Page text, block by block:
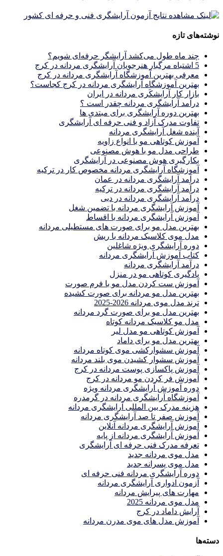
نوشته‌های تازه
چند ماه طول می‌کشد آرایشگر حرفه‌ای شویم؟
5 اشتباه مرگبار هنرجویان آرایشگری مردانه در کرج
معرفی بهترین آموزشگاه آرایشگری مردانه در کرج
بهترین آموزشگاه آرایشگری مردانه در کرج کجاست؟
بازار كار آرايشكَرى مردانه در ايران
درآمد آرایشگری مردانه چقدر است ؟
بهترین دوره آرایشگری برای مبتدی ها
تفاوت مدرک آزاد و فنی حرفه ای آرایشگری
آینده شغل آرایشگری مردانه
آموزش کوتاهی مو با انواع زاویه
طراحی مدل مو با هوش مصنوعی
بکارگیری هوش مصنوعی در آرایشگری
آموزشگاه آرایشگری مردانه مخصوص کار در ترکیه
درآمد آرایشگری مردانه در عمان
درآمد آرایشگری مردانه در ترکیه
درآمد آرایشگری مردانه در دبی
آموزش آرایشگری مردانه با تضمین شغل
آموزش آرایشگری مردانه با اقساط
بهترین مدل مو برای صورت های مستطیلی مردانه
مدل موی کلاسیک مردانه با ریش
دوره آرایشگری ویژه شاغلین
کتاب آموزش آرایشگری مردانه
درآمد آرایشگری مردانه
یادگیری كوتاهى مو در منزل
آموزش ست كردن مدل مو با فرم صورت
بهترین مدل مو مردانه برای صورت کشیده
ترند مدل موی مردانه 2026-2025
بهترين مدل مو براى صورت گرد مردانه
مدل مو کلاسیک مردانه کوتاه
آموزش کوتاهی مو مدل لیر
بهترین مدل مو برای داماد
آموزش سشوارکشی موی کوتاه مردانه
آموزش سشوار کشیدن موی بلند مردانه
آموزش پاکسازی پوست مردانه در کرج
آموزش فر کردن مو مردانه در کرج
دوره آموزش آرایشگری مردانه ویژه
آموزشگاه آرایشگری مردانه در گرمدره
هزینه مدرک بین المللی آرایشگری مردانه
آموزش صفر تا صد آرایشگری مردانه
آموزش آرایشگری مردانه آنلاین
آموزش آرایشگری مردانه از پایه
تعرفه مدرک فنی حرفه ای آرایشگری
مدل موی مردانه جدید
مدل موی پسرانه جدید
دوره آرایشگری مردانه فنی حرفه ای
آزمون ادواری آرایشگری مردانه
مهارت های پیرایش مردانه
مدل موی مردانه 2025
آرایش داماد در کرج
آموزش مدل های موی مدرن مردانه
دسته‌ها